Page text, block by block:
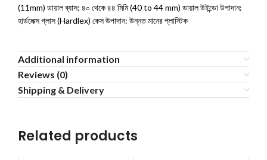
(11mm) ডায়াল ব্যাস: ৪০ থেকে ৪৪ মিমি (40 to 44 mm) ডায়াল উইন্ডো উপাদান:
হার্ডলেক্স গ্লাস (Hardlex) কেস উপাদান: উন্নত মানের প্লাস্টিক
Additional information
Reviews (0)
Shipping & Delivery
Related products